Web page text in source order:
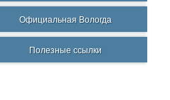
Официальная Вологда
Полезные ссылки